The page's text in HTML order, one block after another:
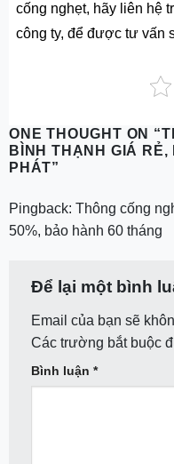
cống nghẹt, hãy liên hệ
công ty, để được tư vấn
ONE THOUGHT ON “
BÌNH THẠNH GIÁ RẺ,
PHÁT”
Pingback: Thông cống
50%, bảo hành 60 tháng
Để lại một bình
Email của bạn sẽ
Các trường bắt buộc
Bình luận *